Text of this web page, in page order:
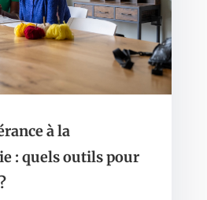
à la
: quels outils pour